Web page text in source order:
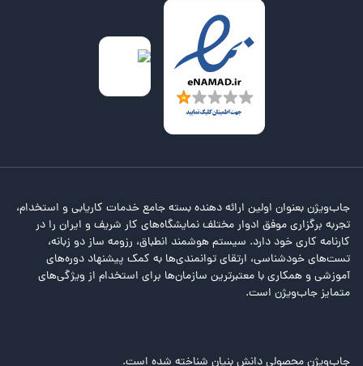
جاب‌ویژن بعنوان اولین ارائه دهنده بسته جامع خدمات کاریابی و استخدام،
تجربه برگزاری موفق ادوار مختلف نمایشگاه‌های کار شریف و ایران را در
کارنامه کاری خود دارد. سیستم هوشمند انطباق، رزومه ساز دو زبانه،
تست‌های خودشناسی، ارتقای توانمندی‌ها به کمک پیشنهاد دوره‌های
آموزشی و همکاری با معتبرترین سازمان‌ها برای استخدام از ویژگی‌های
متمایز جاب‌ویژن است.
جاب‌ویژن محصولی دانش بنیان شناخته شده است.